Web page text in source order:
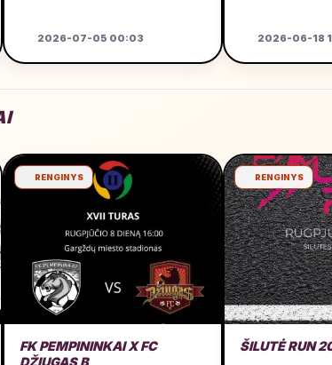
2026-07-05 00:03 2026-06-18
RENGINYS
FK PEMPININKAI X FC
RENGINYS
ŠILUTĖ RUN